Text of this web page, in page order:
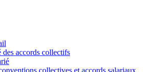
accords collectifs